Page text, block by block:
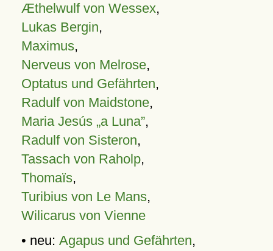
Æthelwulf von Wessex,
Lukas Bergin,
Maximus,
Nerveus von Melrose,
Optatus und Gefährten,
Radulf von Maidstone,
Maria Jesús „a Luna”,
Radulf von Sisteron,
Tassach von Raholp,
Thomaïs,
Turibius von Le Mans,
Wilicarus von Vienne
• neu: Agapus und Gefährten,